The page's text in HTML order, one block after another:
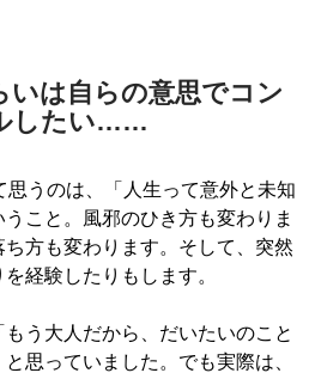
いは自らの意思でコン
したい……
うのは、「人生って意外と未知
こと。風邪のひき方も変わりま
方も変わります。そして、突然
経験したりもします。
う大人だから、だいたいのこと
思っていました。でも実際は、